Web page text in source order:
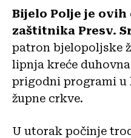
Bijelo Polje je ovih
zaštitnika Presv.
patron bjelopoljske
lipnja kreće
prigodni programi u
župne crkve.
U utorak počinje